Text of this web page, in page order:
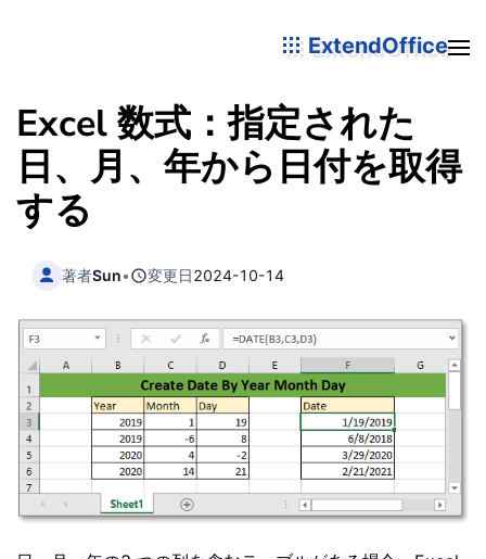
ExtendOffice
Excel 数式：指定された
日、月、年から日付を取得
する
著者Sun• 変更日2024-10-14